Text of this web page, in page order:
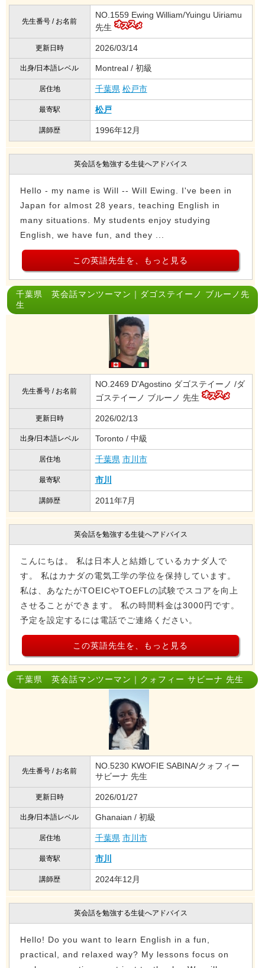
先生番号 / お名前
NO.1559 Ewing William/Yuingu Uiriamu
先生
更新日時 2026/03/14
出身/日本語レベル Montreal / 初級
居住地 千葉県 松戸市
最寄駅 松戸
講師歴 1996年12月
英会話を勉強する生徒へアドバイス
Hello - my name is Will -- Will Ewing. I've been in
Japan for almost 28 years, teaching English in
many situations. My students enjoy studying
English, we have fun, and they ...
この英語先生を、もっと見る
千葉県 英会話マンツーマン｜ダゴステイーノ ブルーノ先
生
先生番号 / お名前
NO.2469 D'Agostino ダゴステイーノ /ダ
ゴステイーノ ブルーノ 先生
更新日時 2026/02/13
出身/日本語レベル Toronto / 中級
居住地 千葉県 市川市
最寄駅 市川
講師歴 2011年7月
英会話を勉強する生徒へアドバイス
こんにちは。 私は日本人と結婚しているカナダ人で
す。 私はカナダの電気工学の学位を保持しています。
私は、あなたがTOEICやTOEFLの試験でスコアを向上
させることができます。 私の時間料金は3000円です。
予定を設定するには電話でご連絡ください。
この英語先生を、もっと見る
千葉県 英会話マンツーマン｜クォフィー サビーナ 先生
先生番号 / お名前
NO.5230 KWOFIE SABINA/クォフィー
サビーナ 先生
更新日時 2026/01/27
出身/日本語レベル Ghanaian / 初級
居住地 千葉県 市川市
最寄駅 市川
講師歴 2024年12月
英会話を勉強する生徒へアドバイス
Hello! Do you want to learn English in a fun,
practical, and relaxed way? My lessons focus on